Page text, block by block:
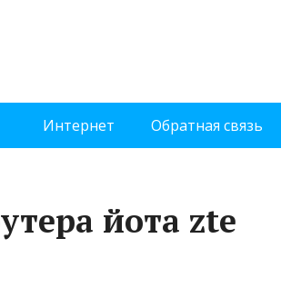
Интернет Обратная связь
йота zte